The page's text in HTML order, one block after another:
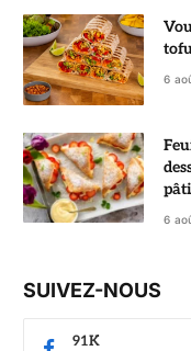
6
6
SUIVEZ-NOUS
91K